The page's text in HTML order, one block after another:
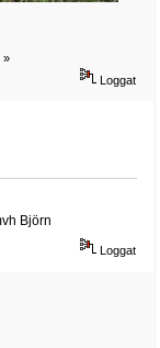
»
Loggat
Björn
Loggat